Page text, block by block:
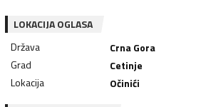
LOKACIJA OGLASA
Država
Crna Gora
Grad
Cetinje
Lokacija
Očinići